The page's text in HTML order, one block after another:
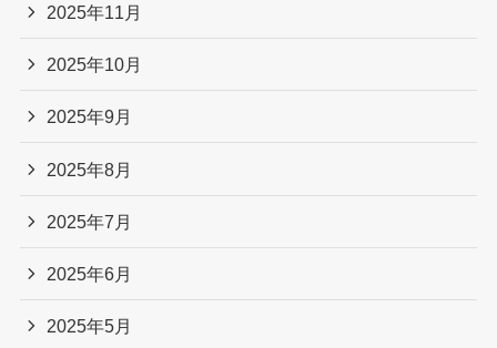
2025年11月
2025年10月
2025年9月
2025年8月
2025年7月
2025年6月
2025年5月